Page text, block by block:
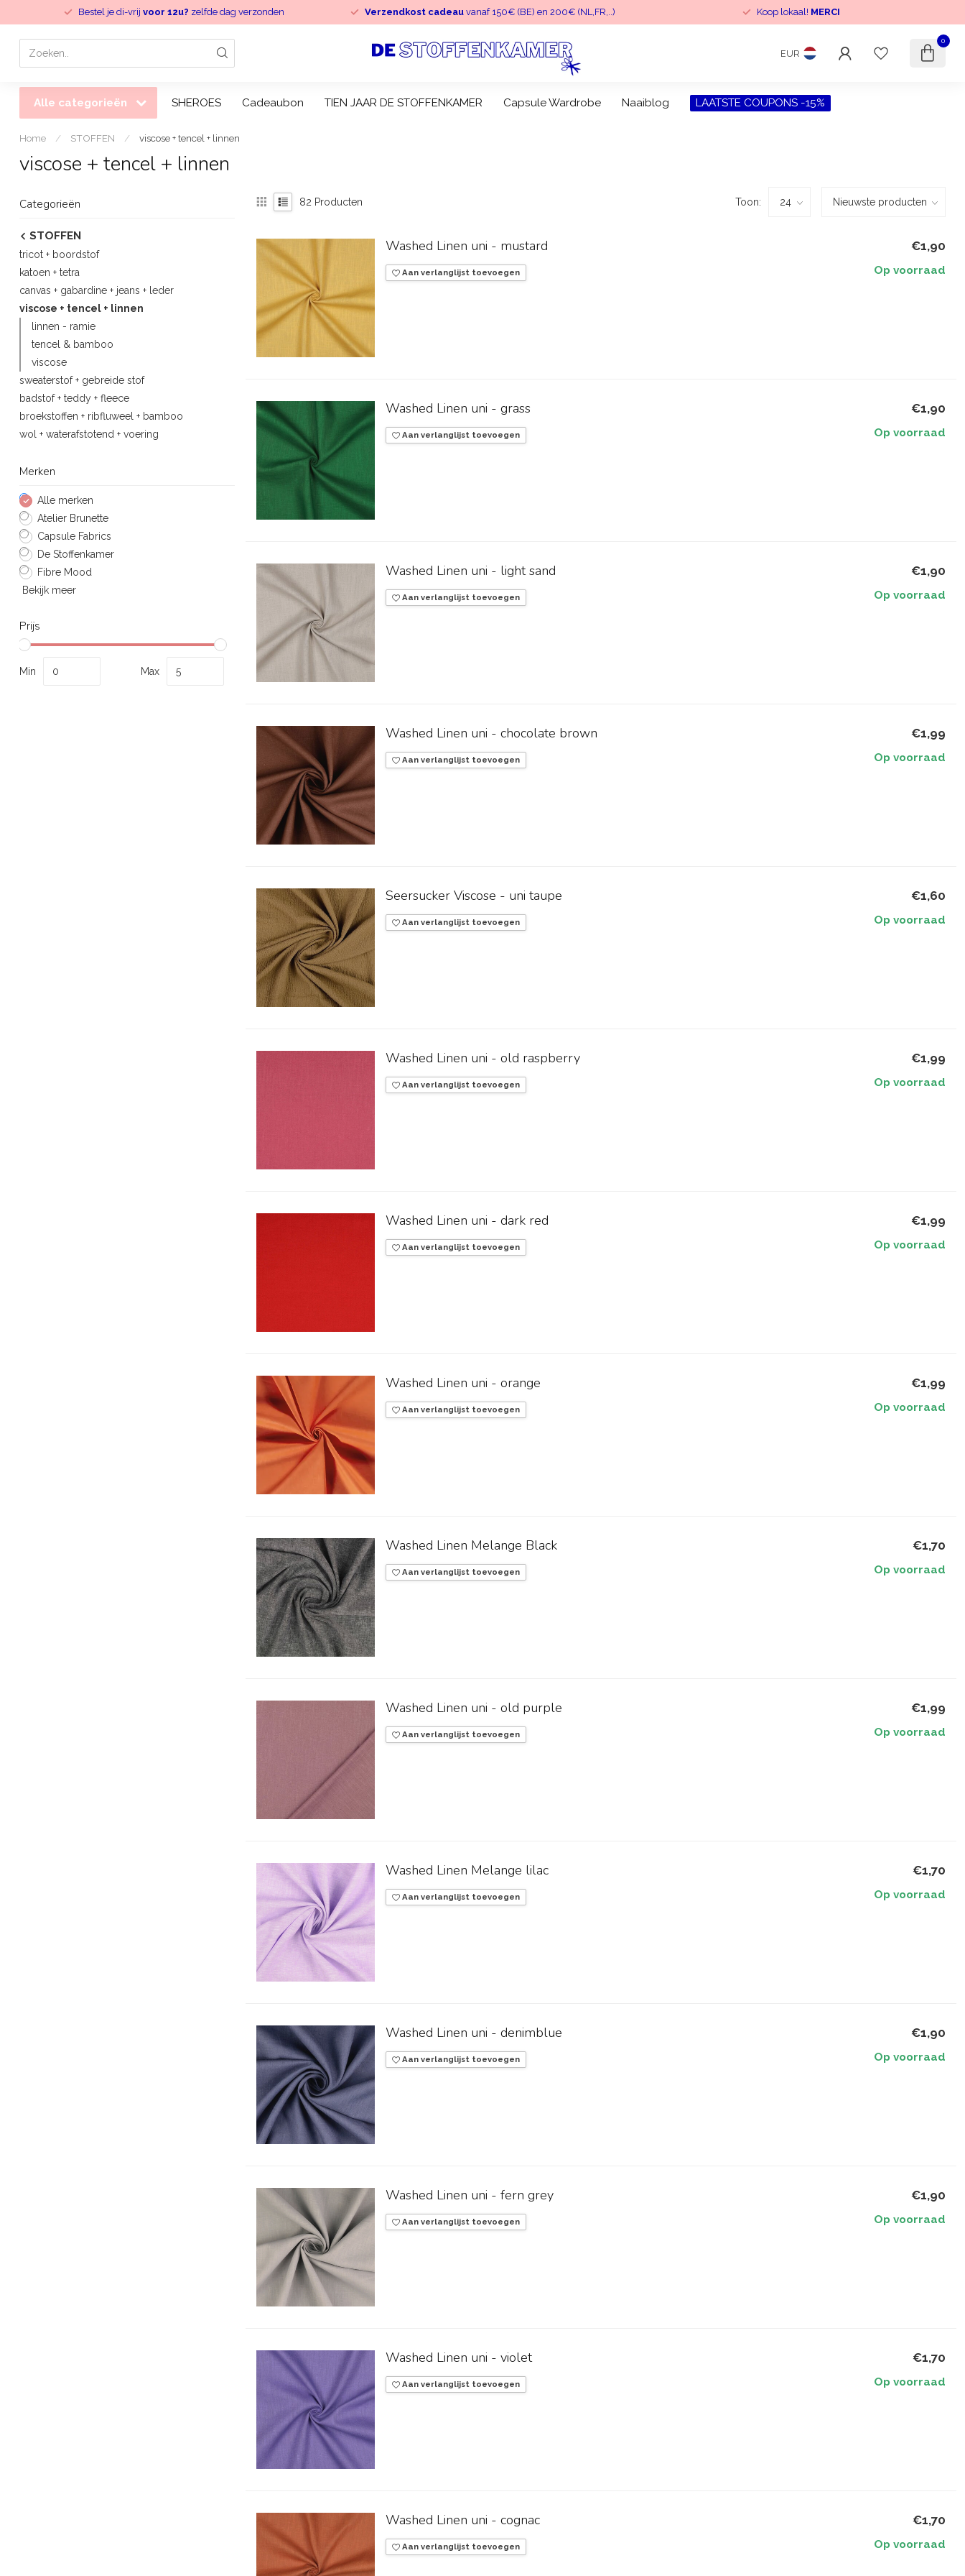
Bestel je di-vrij voor 12u? zelfde dag verzonden Verzendkost cadeauvanaf 150€ (BE) en 200€ (NL,FR,..) Koop lokaal! MERCI
EUR
0
Alle categorieën SHEROES Cadeaubon TIEN JAAR DE STOFFENKAMER Capsule Wardrobe Naaiblog LAATSTE COUPONS -15%
Home / STOFFEN / viscose + tencel + linnen
viscose + tencel + linnen
Categorieën
STOFFEN
tricot + boordstof
katoen + tetra
canvas + gabardine + jeans + leder
viscose + tencel + linnen
linnen - ramie
tencel & bamboo
viscose
sweaterstof + gebreide stof
badstof + teddy + fleece
broekstoffen + ribfluweel + bamboo
wol + waterafstotend + voering
Merken
Alle merken
Atelier Brunette
Capsule Fabrics
De Stoffenkamer
Fibre Mood
Bekijk meer
Prijs
Min Max
82 Producten Toon:
Washed Linen uni - mustard
Aan verlanglijst toevoegen
€1,90
Op voorraad
Washed Linen uni - grass
Aan verlanglijst toevoegen
€1,90
Op voorraad
Washed Linen uni - light sand
Aan verlanglijst toevoegen
€1,90
Op voorraad
Washed Linen uni - chocolate brown
Aan verlanglijst toevoegen
€1,99
Op voorraad
Seersucker Viscose - uni taupe
Aan verlanglijst toevoegen
€1,60
Op voorraad
Washed Linen uni - old raspberry
Aan verlanglijst toevoegen
€1,99
Op voorraad
Washed Linen uni - dark red
Aan verlanglijst toevoegen
€1,99
Op voorraad
Washed Linen uni - orange
Aan verlanglijst toevoegen
€1,99
Op voorraad
Washed Linen Melange Black
Aan verlanglijst toevoegen
€1,70
Op voorraad
Washed Linen uni - old purple
Aan verlanglijst toevoegen
€1,99
Op voorraad
Washed Linen Melange lilac
Aan verlanglijst toevoegen
€1,70
Op voorraad
Washed Linen uni - denimblue
Aan verlanglijst toevoegen
€1,90
Op voorraad
Washed Linen uni - fern grey
Aan verlanglijst toevoegen
€1,90
Op voorraad
Washed Linen uni - violet
Aan verlanglijst toevoegen
€1,70
Op voorraad
Washed Linen uni - cognac
Aan verlanglijst toevoegen
€1,70
Op voorraad